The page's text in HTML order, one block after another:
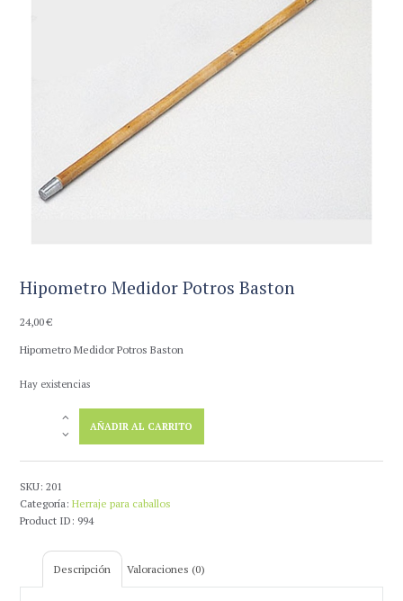
Hipometro Medidor Potros Baston
24,00€
Hipometro Medidor Potros Baston
Hay existencias
Hipometro
cantidad
AÑADIR AL CARRITO
SKU:201
Categoría:Herraje para caballos
Product ID: 994
Descripción Valoraciones (0)